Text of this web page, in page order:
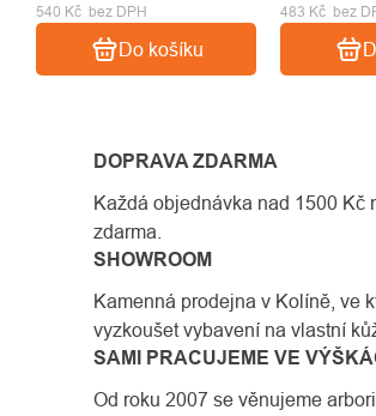
540 Kč bez DPH
Do košíku
483 Kč bez
DOPRAVA ZDARMA
Každá objednávka nad 1500 Kč
zdarma.
SHOWROOM
Kamenná prodejna v Kolíně, ve
vyzkoušet vybavení na vlastní
SAMI PRACUJEME VE
Od roku 2007 se věnujeme